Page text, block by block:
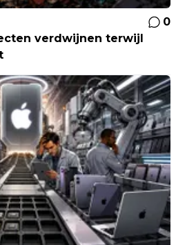
0
verdwijnen terwijl